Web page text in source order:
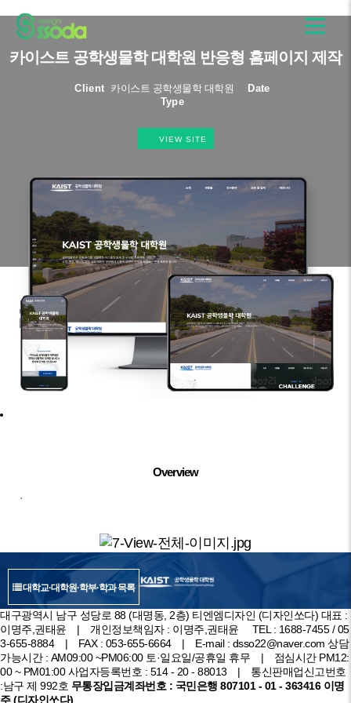
카이스트 공학생물학 대학원 반응형 홈페이지 제작
Client 카이스트 공학생물학 대학원
Date
Type
VIEW SITE
Overview
.
대학교·대학원·학부·학과 목록
대구광역시 남구 성당로 88 (대명동, 2층) 티엔엠디자인 (디자인쏘다) 대표 :
이명주,권태윤 | 개인정보책임자 : 이명주,권태윤
TEL : 1688-7455/ 05
3-655-8884| FAX : 053-655-6664 | E-mail : dsso22@naver.com 상담
가능시간 : AM09:00 ~PM06:00 토·일요일/공휴일 휴무 | 점심시간 PM12:
00 ~ PM01:00 사업자등록번호 : 514 - 20 - 88013 | 통신판매업신고번호
:남구 제 992호 무통장입금계좌번호 : 국민은행 807101 - 01 - 363416 이명
주 (디자인쏘다)